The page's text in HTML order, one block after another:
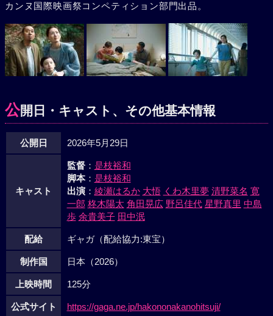
カンヌ国際映画祭コンペティション部門出品。
公開日・キャスト、その他基本情報
公開日 2026年5月29日
キャスト
監督：是枝裕和
脚本：是枝裕和
出演：綾瀬はるか 大悟 くわ木里夢 清野菜名 寛
一郎 柊木陽太 角田晃広 野呂佳代 星野真里 中島
歩 余貴美子 田中泯
配給 ギャガ（配給協力:東宝）
制作国 日本（2026）
上映時間 125分
公式サイト https://gaga.ne.jp/hakononakanohitsuji/